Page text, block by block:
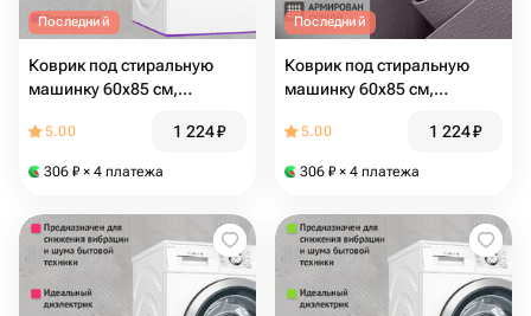
Последний
Коврик под стиральную
машинку 60х85 см,
снижает шум и вибрацию
5.00 1 224₽
306 ₽ × 4 платежа
Последний
Коврик под стиральную
машинку 60х85 см,
снижает шум и вибрацию
5.00 1 224₽
306 ₽ × 4 платежа